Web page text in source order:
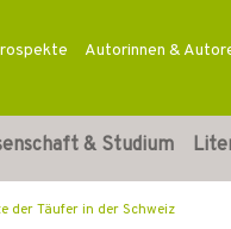
Autorinnen &
& Studium
der Täufer in der Schweiz